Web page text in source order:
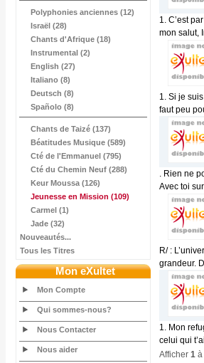
Polyphonies anciennes (12)
Israël (28)
Chants d'Afrique (18)
Instrumental (2)
English (27)
Italiano (8)
Deutsch (8)
Spañolo (8)
Chants de Taizé (137)
Béatitudes Musique (589)
Cté de l'Emmanuel (795)
Cté du Chemin Neuf (288)
Keur Moussa (126)
Jeunesse en Mission (109)
Carmel (1)
Jade (32)
Nouveautés...
Tous les Titres
Mon eXultet
Mon Compte
Qui sommes-nous?
Nous Contacter
Nous aider
1. C’est
mon salut,
1. Si je
faut peu
. Rien ne
Avec toi
R/ :
grandeur.
1. Mon
celui qui
Afficher 1 à